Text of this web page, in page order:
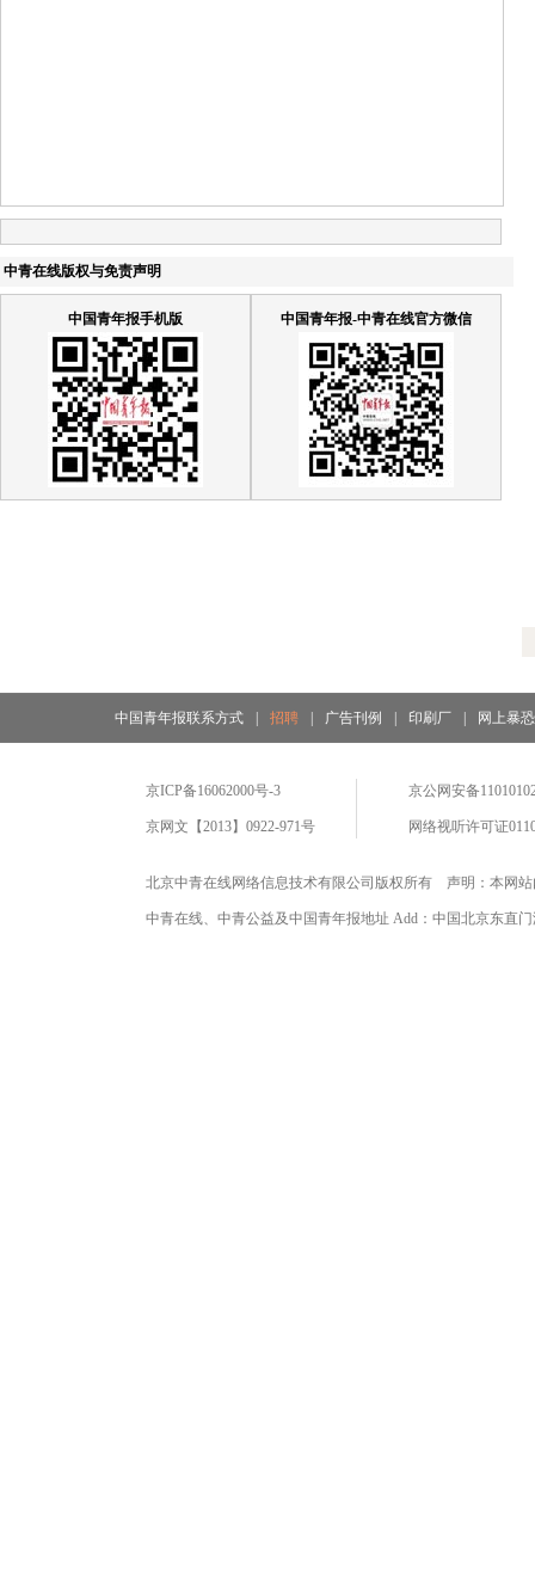
中青在线版权与免责声明
中国青年报手机版 中国青年报-中青在线官方微信
中国青年报联系方式 招聘 广告刊例 印刷厂 网上暴
京ICP备16062000号-3
京网文【2013】0922-971号
京公网安备
网络视听许可证
北京中青在线网络信息技术有限公司版权所有 声明：本网
中青在线、中青公益及中国青年报地址 Add：中国北京东直门